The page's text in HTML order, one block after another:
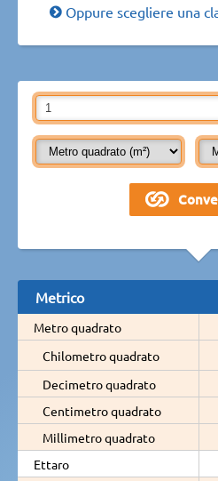
Oppure scegliere una
Metrico
Metro quadrato
Chilometro quadrato
Decimetro quadrato
Centimetro quadrato
Millimetro quadrato
Ettaro